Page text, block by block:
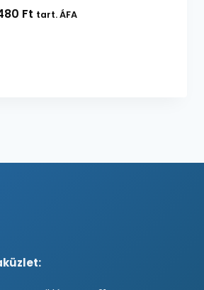
Ft tart. ÁFA